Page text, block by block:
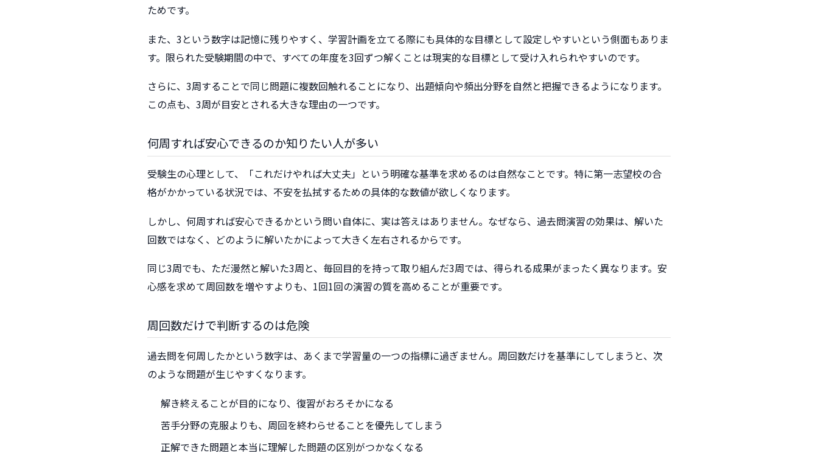
ためです。
また、3という数字は記憶に残りやすく、学習計画を立てる際にも具体的な目標として設定しやすいという側面もありま
す。限られた受験期間の中で、すべての年度を3回ずつ解くことは現実的な目標として受け入れられやすいのです。
さらに、3周することで同じ問題に複数回触れることになり、出題傾向や頻出分野を自然と把握できるようになります。
この点も、3周が目安とされる大きな理由の一つです。
何周すれば安心できるのか知りたい人が多い
受験生の心理として、「これだけやれば大丈夫」という明確な基準を求めるのは自然なことです。特に第一志望校の合
格がかかっている状況では、不安を払拭するための具体的な数値が欲しくなります。
しかし、何周すれば安心できるかという問い自体に、実は答えはありません。なぜなら、過去問演習の効果は、解いた
回数ではなく、どのように解いたかによって大きく左右されるからです。
同じ3周でも、ただ漫然と解いた3周と、毎回目的を持って取り組んだ3周では、得られる成果がまったく異なります。安
心感を求めて周回数を増やすよりも、1回1回の演習の質を高めることが重要です。
周回数だけで判断するのは危険
過去問を何周したかという数字は、あくまで学習量の一つの指標に過ぎません。周回数だけを基準にしてしまうと、次
のような問題が生じやすくなります。
解き終えることが目的になり、復習がおろそかになる
苦手分野の克服よりも、周回を終わらせることを優先してしまう
正解できた問題と本当に理解した問題の区別がつかなくなる